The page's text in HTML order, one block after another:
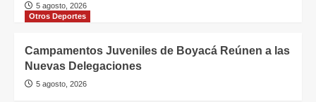
5 agosto, 2026
Otros Deportes
Campamentos Juveniles de Boyacá Reúnen a las
Nuevas Delegaciones
5 agosto, 2026